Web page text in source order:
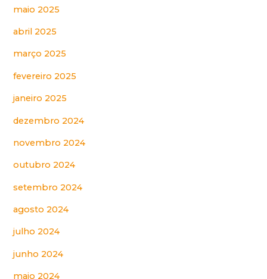
maio 2025
abril 2025
março 2025
fevereiro 2025
janeiro 2025
dezembro 2024
novembro 2024
outubro 2024
setembro 2024
agosto 2024
julho 2024
junho 2024
maio 2024